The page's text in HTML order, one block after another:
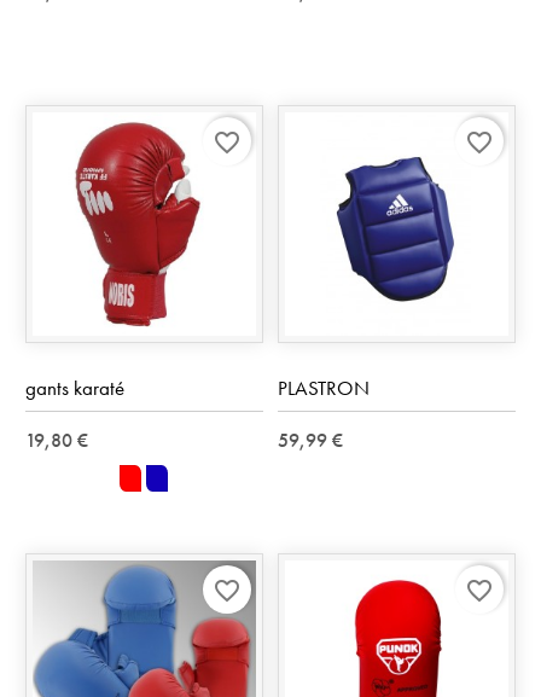
gants karaté
19,80 €
rougebleu
favorite_border
PLASTRON
59,99 €
favorite_border
favorite_border favorite_border